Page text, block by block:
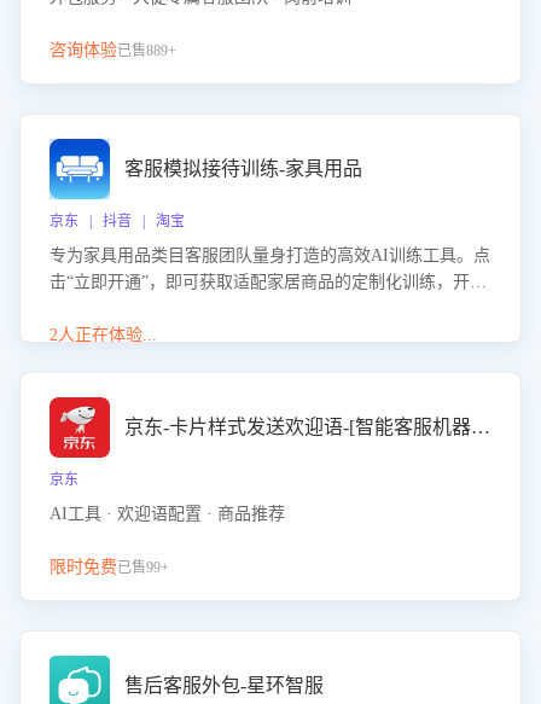
咨询体验已售889+
客服模拟接待训练-家具用品
京东 | 抖音 | 淘宝
专为家具用品类目客服团队量身打造的高效AI训练工具。点
击“立即开通”，即可获取适配家居商品的定制化训练，开启
能、尺寸参数咨询等高频场景下的专业应对能力。
2人正在体验...
京东-卡片样式发送欢迎语-[智能客服机器人]
京东
AI工具 · 欢迎语配置 · 商品推荐
限时免费已售99+
售后客服外包-星环智服